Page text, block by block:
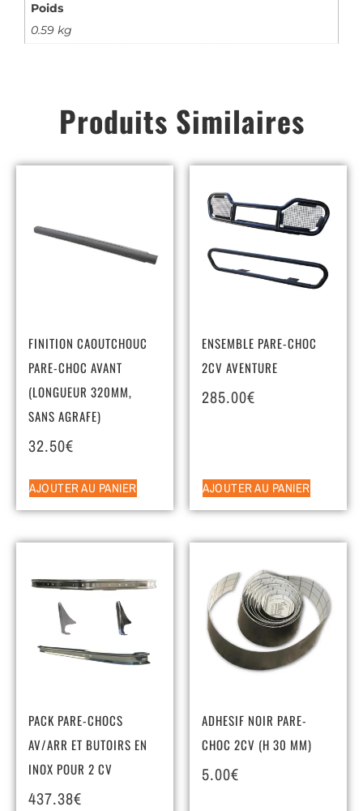
Poids
0.59 kg
Produits Similaires
FINITION CAOUTCHOUC
PARE-CHOC AVANT
(LONGUEUR 320MM,
SANS AGRAFE)
32.50€
AJOUTER AU PANIER
ENSEMBLE PARE-CHOC
2CV AVENTURE
285.00€
AJOUTER AU PANIER
PACK PARE-CHOCS
AV/ARR ET BUTOIRS EN
INOX POUR 2 CV
437.38€
ADHESIF NOIR PARE-
CHOC 2CV (H 30 MM)
5.00€